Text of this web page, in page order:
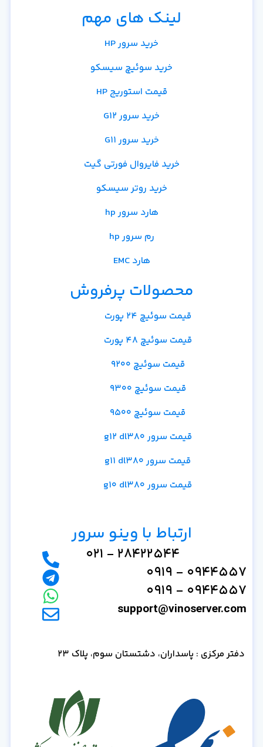
لینک های مهم
خرید سرور HP
خرید سوئیچ سیسکو
قیمت استوریج HP
خرید سرور G12
خرید سرور G11
خرید فایروال فورتی گیت
خرید روتر سیسکو
هارد سرور hp
رم سرور hp
هارد EMC
محصولات پرفروش
قیمت سوئیچ 24 پورت
قیمت سوئیچ 48 پورت
قیمت سوئیچ 9200
قیمت سوئیچ 9300
قیمت سوئیچ 9500
قیمت سرور g12 dl380
قیمت سرور g11 dl380
قیمت سرور g10 dl380
ارتباط با وینو سرور
28422544 - 021
0944557 - 0919
0944557 - 0919
support@vinoserver.com
دفتر مرکزی : پاسداران، دشتستان سوم، پلاک 23